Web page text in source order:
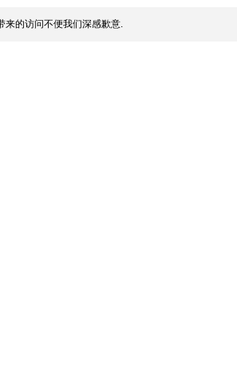
的访问不便我们深感歉意.